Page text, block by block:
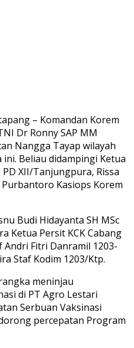
– Komandan Korem
Dr Ronny SAP MM
Nangga Tayap wilayah
Beliau didampingi Ketua
PD XII/Tanjungpura, Rissa
Kasiops Korem
Budi Hidayanta SH MSc
Ketua Persit KCK Cabang
Andri Fitri Danramil 1203-
Staf Kodim 1203/Ktp.
meninjau
di PT Agro Lestari
Serbuan Vaksinasi
percepatan Program